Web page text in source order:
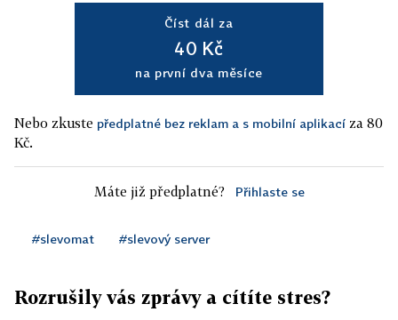
Číst dál za
40 Kč
na první dva měsíce
Nebo zkuste předplatné bez reklam a s mobilní aplikací za 80
Kč.
Máte již předplatné? Přihlaste se
#slevomat #slevový server
Rozrušily vás zprávy a cítíte stres?